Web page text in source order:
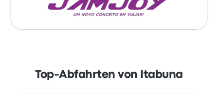
Top-Abfahrten von Itabuna